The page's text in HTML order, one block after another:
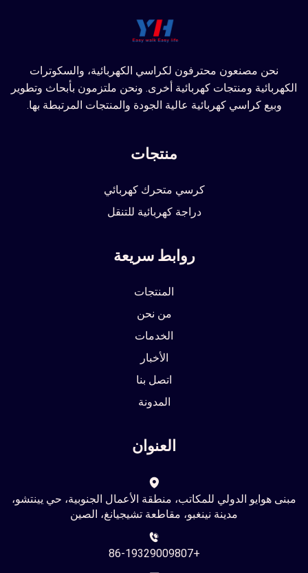
نحن مصنعون محترفون لكراسي الكهربائية، والسكوترات
الكهربائية ومنتجات كهربائية أخرى. ونحن ملتزمون بأبحاث وتطوير
وبيع كراسي كهربائية عالية الجودة والمنتجات المرتبطة بها.
منتجات
كرسي متحرك كهربائي
دراجة كهربائية للتنقل
روابط سريعة
المنتجات
من نحن
الخدمات
الأخبار
اتصل بنا
المدونة
العنوان
مبنى هوايو الدولي للمكاتب، منطقة الأعمال الجنوبية، حي يينتشو،
مدينة نينغبو، مقاطعة تشيجيانغ، الصين
+86-19329009807